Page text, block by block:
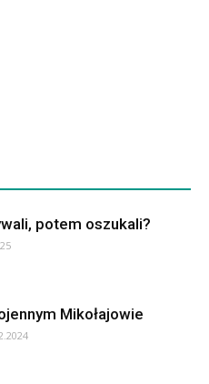
potem oszukali?
Mikołajowie